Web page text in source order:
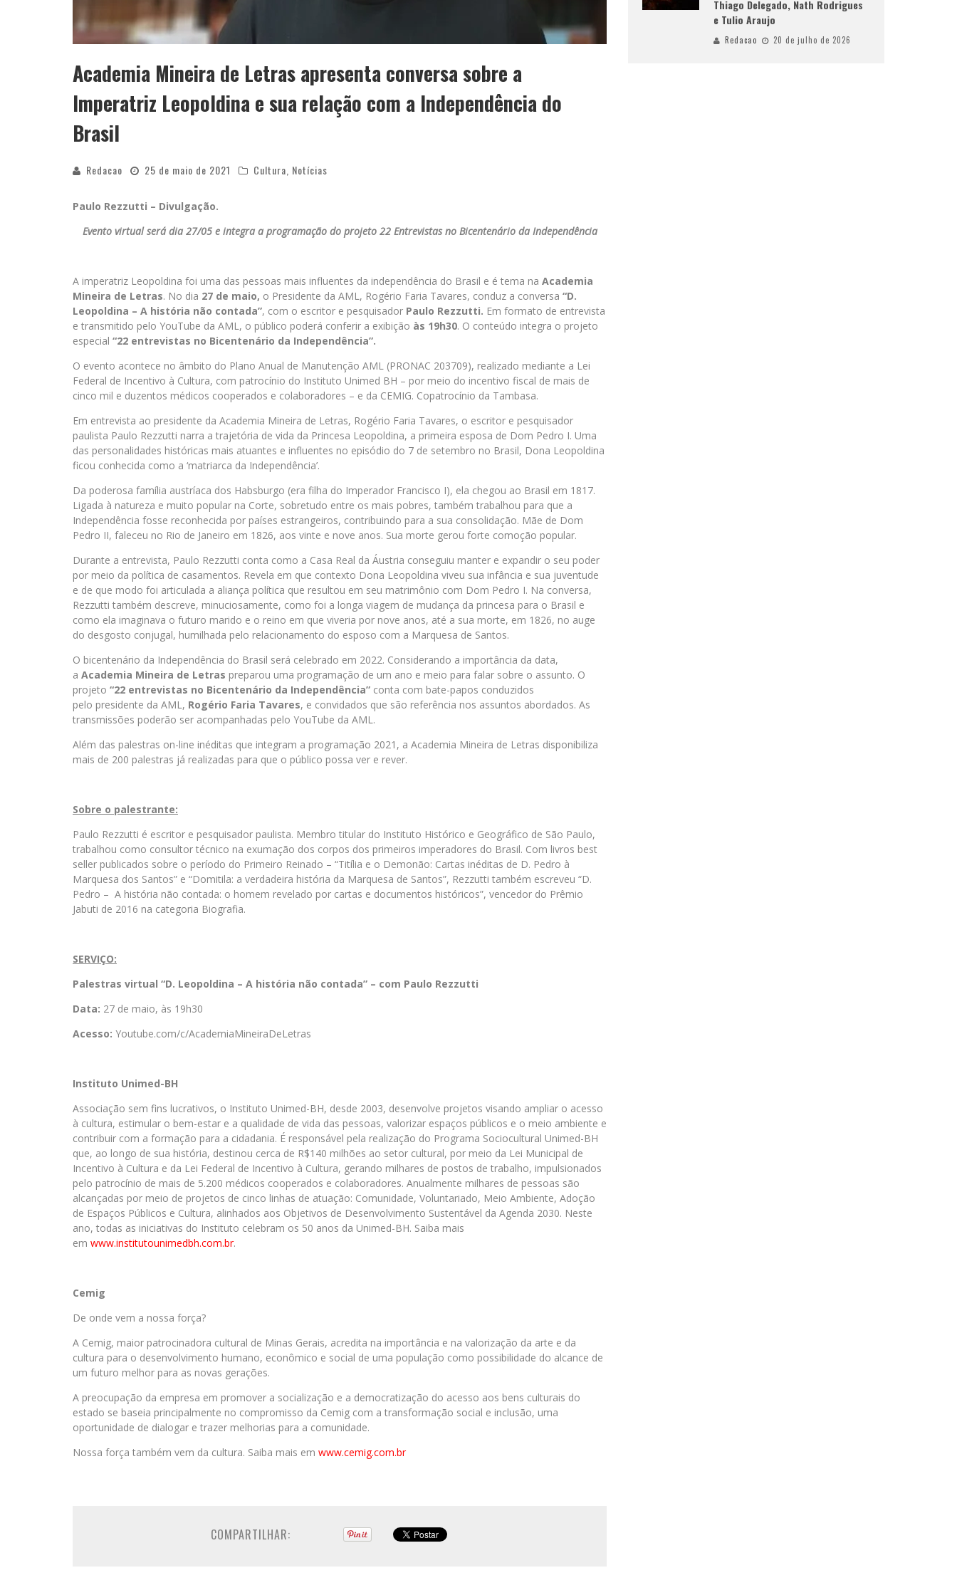
Academia Mineira de Letras apresenta conversa sobre a
Imperatriz Leopoldina e sua relação com a Independência do
Brasil
Redacao 25 de maio de 2021 Cultura Notícias
Paulo Rezzutti – Divulgação.
Evento virtual será dia 27/05 e integra a programação do projeto 22 Entrevistas no Bicentenário da Independência
A imperatriz Leopoldina foi uma das pessoas mais influentes da independência do Brasil e é tema na Academia
Mineira de Letras. No dia 27 de maio, o Presidente da AML, Rogério Faria Tavares, conduz a conversa “D.
Leopoldina – A história não contada”, com o escritor e pesquisador Paulo Rezzutti. Em formato de entrevista
e transmitido pelo YouTube da AML, o público poderá conferir a exibição às 19h30. O conteúdo integra o projeto
especial “22 entrevistas no Bicentenário da Independência”.
O evento acontece no âmbito do Plano Anual de Manutenção AML (PRONAC 203709), realizado mediante a Lei
Federal de Incentivo à Cultura, com patrocínio do Instituto Unimed BH – por meio do incentivo fiscal de mais de
cinco mil e duzentos médicos cooperados e colaboradores – e da CEMIG. Copatrocínio da Tambasa.
Em entrevista ao presidente da Academia Mineira de Letras, Rogério Faria Tavares, o escritor e pesquisador
paulista Paulo Rezzutti narra a trajetória de vida da Princesa Leopoldina, a primeira esposa de Dom Pedro I. Uma
das personalidades históricas mais atuantes e influentes no episódio do 7 de setembro no Brasil, Dona Leopoldina
ficou conhecida como a ‘matriarca da Independência’.
Da poderosa família austríaca dos Habsburgo (era filha do Imperador Francisco I), ela chegou ao Brasil em 1817.
Ligada à natureza e muito popular na Corte, sobretudo entre os mais pobres, também trabalhou para que a
Independência fosse reconhecida por países estrangeiros, contribuindo para a sua consolidação. Mãe de Dom
Pedro II, faleceu no Rio de Janeiro em 1826, aos vinte e nove anos. Sua morte gerou forte comoção popular.
Durante a entrevista, Paulo Rezzutti conta como a Casa Real da Áustria conseguiu manter e expandir o seu poder
por meio da política de casamentos. Revela em que contexto Dona Leopoldina viveu sua infância e sua juventude
e de que modo foi articulada a aliança política que resultou em seu matrimônio com Dom Pedro I. Na conversa,
Rezzutti também descreve, minuciosamente, como foi a longa viagem de mudança da princesa para o Brasil e
como ela imaginava o futuro marido e o reino em que viveria por nove anos, até a sua morte, em 1826, no auge
do desgosto conjugal, humilhada pelo relacionamento do esposo com a Marquesa de Santos.
O bicentenário da Independência do Brasil será celebrado em 2022. Considerando a importância da data,
a Academia Mineira de Letras preparou uma programação de um ano e meio para falar sobre o assunto. O
projeto “22 entrevistas no Bicentenário da Independência” conta com bate-papos conduzidos
pelo presidente da AML, Rogério Faria Tavares, e convidados que são referência nos assuntos abordados. As
transmissões poderão ser acompanhadas pelo YouTube da AML.
Além das palestras on-line inéditas que integram a programação 2021, a Academia Mineira de Letras disponibiliza
mais de 200 palestras já realizadas para que o público possa ver e rever.
Sobre o palestrante:
Paulo Rezzutti é escritor e pesquisador paulista. Membro titular do Instituto Histórico e Geográfico de São Paulo,
trabalhou como consultor técnico na exumação dos corpos dos primeiros imperadores do Brasil. Com livros best
seller publicados sobre o período do Primeiro Reinado – “Titília e o Demonão: Cartas inéditas de D. Pedro à
Marquesa dos Santos” e “Domitila: a verdadeira história da Marquesa de Santos”, Rezzutti também escreveu “D.
Pedro – A história não contada: o homem revelado por cartas e documentos históricos”, vencedor do Prêmio
Jabuti de 2016 na categoria Biografia.
SERVIÇO:
Palestras virtual “D. Leopoldina – A história não contada” – com Paulo Rezzutti
Data: 27 de maio, às 19h30
Acesso: Youtube.com/c/AcademiaMineiraDeLetras
Instituto Unimed-BH
Associação sem fins lucrativos, o Instituto Unimed-BH, desde 2003, desenvolve projetos visando ampliar o acesso
à cultura, estimular o bem-estar e a qualidade de vida das pessoas, valorizar espaços públicos e o meio ambiente e
contribuir com a formação para a cidadania. É responsável pela realização do Programa Sociocultural Unimed-BH
que, ao longo de sua história, destinou cerca de R$140 milhões ao setor cultural, por meio da Lei Municipal de
Incentivo à Cultura e da Lei Federal de Incentivo à Cultura, gerando milhares de postos de trabalho, impulsionados
pelo patrocínio de mais de 5.200 médicos cooperados e colaboradores. Anualmente milhares de pessoas são
alcançadas por meio de projetos de cinco linhas de atuação: Comunidade, Voluntariado, Meio Ambiente, Adoção
de Espaços Públicos e Cultura, alinhados aos Objetivos de Desenvolvimento Sustentável da Agenda 2030. Neste
ano, todas as iniciativas do Instituto celebram os 50 anos da Unimed-BH. Saiba mais
em www.institutounimedbh.com.br.
Cemig
De onde vem a nossa força?
A Cemig, maior patrocinadora cultural de Minas Gerais, acredita na importância e na valorização da arte e da
cultura para o desenvolvimento humano, econômico e social de uma população como possibilidade do alcance de
um futuro melhor para as novas gerações.
A preocupação da empresa em promover a socialização e a democratização do acesso aos bens culturais do
estado se baseia principalmente no compromisso da Cemig com a transformação social e inclusão, uma
oportunidade de dialogar e trazer melhorias para a comunidade.
Nossa força também vem da cultura. Saiba mais em www.cemig.com.br
COMPARTILHAR:
Thiago Delegado, Nath Rodrigues
e Tulio Araujo
Redacao 20 de julho de 2026